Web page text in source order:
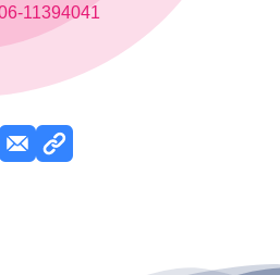
11394041